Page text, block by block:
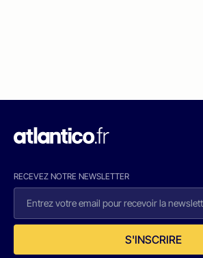
RECEVEZ NOTRE NEWSLETTER
S'INSCRIRE